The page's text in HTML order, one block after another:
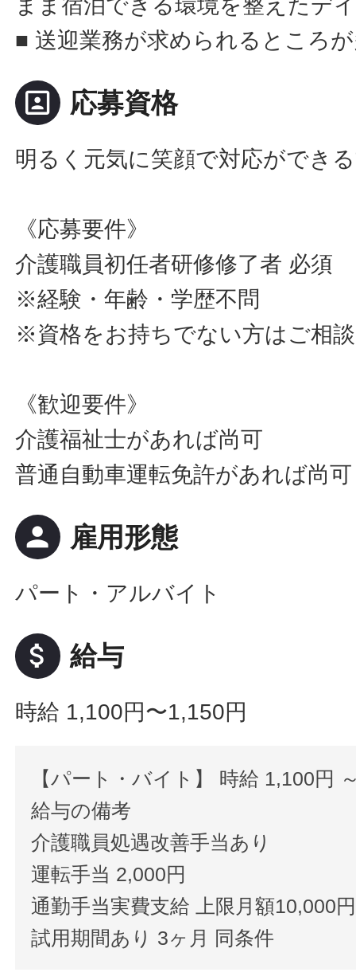
まま宿泊できる環境を整えたデ
■ 送迎業務が求められるところ
portrait 応募資格
明るく元気に笑顔で対応ができ
《応募要件》
介護職員初任者研修修了者 必須
※経験・年齢・学歴不問
※資格をお持ちでない方はご相
《歓迎要件》
介護福祉士があれば尚可
普通自動車運転免許があれば尚
person 雇用形態
パート・アルバイト
attach_money 給与
時給 1,100円〜1,150円
【パート・バイト】 時給 1,100円
給与の備考
介護職員処遇改善手当あり
運転手当 2,000円
通勤手当実費支給 上限月額10,000円
試用期間あり 3ヶ月 同条件